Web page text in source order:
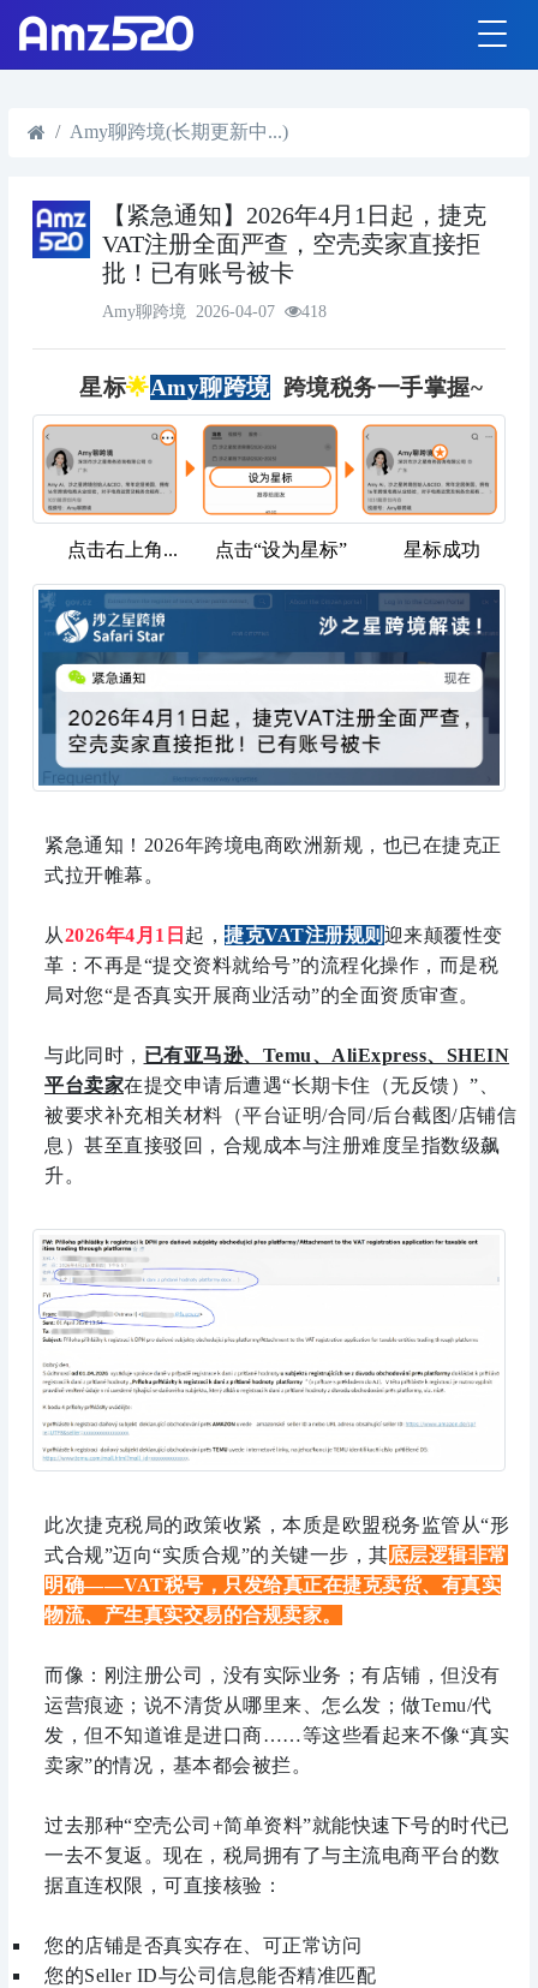
Amy聊跨境(长期更新中...)
【紧急通知】2026年4月1日起，捷克
VAT注册全面严查，空壳卖家直接拒
批！已有账号被卡
Amy聊跨境 2026-04-07 418
星标🌟Amy聊跨境跨境税务一手掌握~
点击右上角... 点击“设为星标” 星标成功
紧急通知！2026年跨境电商欧洲新规，也已在捷克正
式拉开帷幕。
从2026年4月1日 起， 捷克VAT注册规则 迎来颠覆性变
革：不再是“提交资料就给号”的流程化操作，而是税
局对您“是否真实开展商业活动”的全面资质审查。
与此同时， 已有亚马逊、Temu、AliExpress、SHEIN
平台卖家在提交申请后遭遇“长期卡住（无反馈）”、
被要求补充相关材料（平台证明/合同/后台截图/店铺信
息）甚至直接驳回，合规成本与注册难度呈指数级飙
升。
此次捷克税局的政策收紧，本质是欧盟税务监管从“形
式合规”迈向“实质合规”的关键一步，其底层逻辑非常
明确——VAT税号，只发给真正在捷克卖货、有真实
物流、产生真实交易的合规卖家。
而像：刚注册公司，没有实际业务；有店铺，但没有
运营痕迹；说不清货从哪里来、怎么发；做Temu/代
发，但不知道谁是进口商……等这些看起来不像“真实
卖家”的情况，基本都会被拦。
过去那种“空壳公司+简单资料”就能快速下号的时代已
一去不复返。现在，税局拥有了与主流电商平台的数
据直连权限，可直接核验：
您的店铺是否真实存在、可正常访问
您的Seller ID与公司信息能否精准匹配